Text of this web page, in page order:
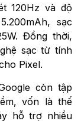
120Hz và độ
sạc
Đồng thời,
sạc từ tính
Pixel.
còn tập
vốn là thế
hỗ trợ nhiều